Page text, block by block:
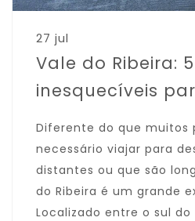
27 jul
Vale do Ribeira:
inesquecíveis
Diferente do que muitos
necessário viajar para
distantes ou que são
do Ribeira é um grande
Localizado entre o sul do